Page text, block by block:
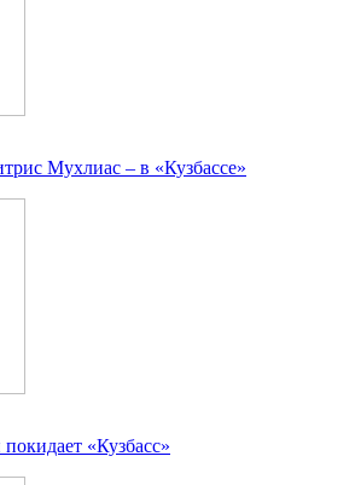
Мухлиас – в «Кузбассе»
«Кузбасс»